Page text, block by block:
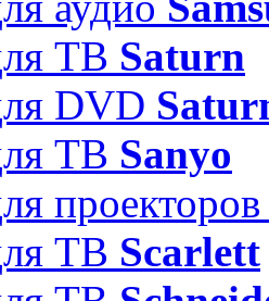
ТВ Saturn
DVD
ТВ Sanyo
ТВ Scarlett